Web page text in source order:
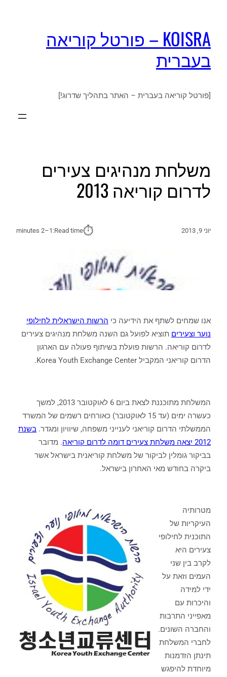
KOISRA – פורטל קוריאה
בעברית
[פורטל קוריאה בעברית – האתר בתהליך שדרוג!]
משלחת מנהיגים צעירים
לדרום קוריאה 2013
יוני 9, 2013 ⏱︎
Read time:
1–2 minutes
אנו שמחים לשתף את הידיעה כי הרשות הישראלית לחילופי
נוער וצעירים תוציא לפועל גם השנה משלחת מנהיגים צעירים
לדרום קוריאה. הרשות פועלת בשיתוף פעולה עם הארגון
הדרום קוריאני המקביל Korea Youth Exchange Center.
המשלחת מתוכננת לצאת ביום 6 לאוקטובר 2013, למשך
כעשרה ימים (עד 15 לאוקטובר) כאורחים רשמים של המשרד
הממשלתי הדרום קוריאני לענייני משפחה, שיוויון ומגדר. בשנת
2012 יצאה משלחת צעירים דומה לדרום קוריאה
. מדובר
בביקור גומלין לביקור של משלחת קוריאנית בישראל אשר
ביקרה בחודש מאי האחרון בישראל.
מטרותיה
העיקריות של
התוכנית לחילופי
צעירים היא
לקרב בין שני
העמים וזאת על
ידי למידה
והיכרות עם
מאפייני התרבות
והחברה השונים.
לחברי המשלחת
תינתן הזדמנות
מיוחדת להיפגש